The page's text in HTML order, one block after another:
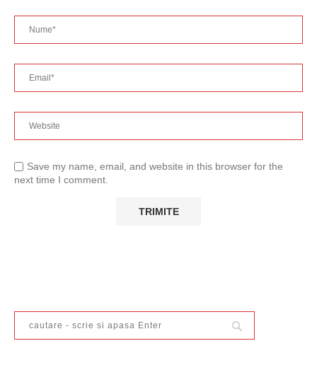
Save my name, email, and website in this browser for the
next time I comment.